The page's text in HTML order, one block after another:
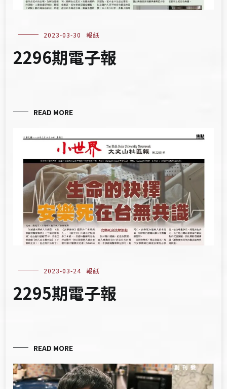
2023-03-30 報紙
2296期電子報
READ MORE
2023-03-24 報紙
2295期電子報
READ MORE